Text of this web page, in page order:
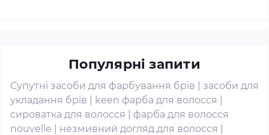
Популярні запити
Супутні засоби для фарбування брів
засоби для
укладання брів
keen фарба для волосся
сироватка для волосся
фарба для волосся
nouvelle
незмивний догляд для волосся